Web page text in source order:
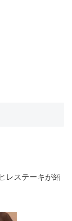
レステーキが紹